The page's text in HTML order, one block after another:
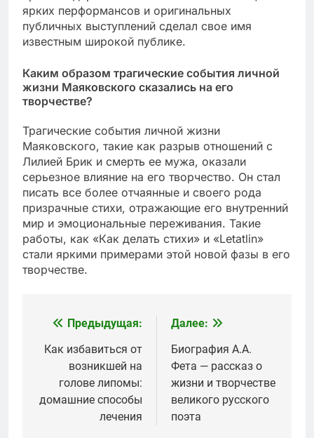
ярких перформансов и оригинальных
публичных выступлений сделал свое имя
известным широкой публике.
Каким образом трагические события личной
жизни Маяковского сказались на его
творчестве?
Трагические события личной жизни
Маяковского, такие как разрыв отношений с
Лилией Брик и смерть ее мужа, оказали
серьезное влияние на его творчество. Он стал
писать все более отчаянные и своего рода
призрачные стихи, отражающие его внутренний
мир и эмоциональные переживания. Такие
работы, как «Как делать стихи» и «Letatlin»
стали яркими примерами этой новой фазы в его
творчестве.
Навигация
по
записям
Предыдущая:
Как избавиться от
возникшей на
голове липомы:
домашние способы
лечения
Далее:
Биография А.А.
Фета — рассказ о
жизни и творчестве
великого русского
поэта